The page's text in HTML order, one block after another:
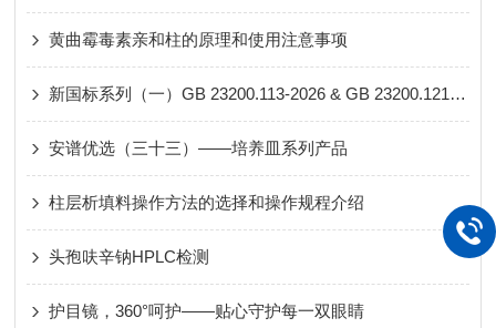
黄曲霉毒素亲和柱的原理和使用注意事项
新国标系列（一）GB 23200.113-2026 & GB 23200.121-2026 重点产品全览
安谱优选（三十三）——培养皿系列产品
柱层析填料操作方法的选择和操作规程介绍
头孢呋辛钠HPLC检测
护目镜，360°呵护——贴心守护每一双眼睛